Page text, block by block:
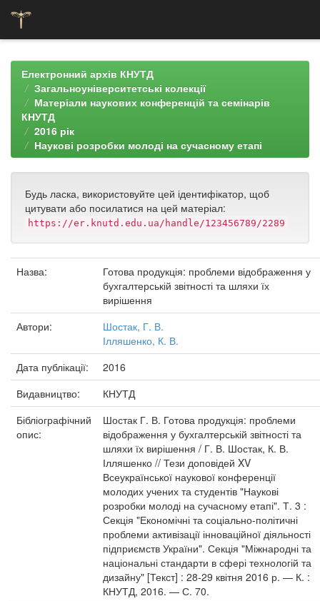
navigationЕлектронний архів КНУТД
Загальноуніверситетські колекції
Матеріали наукових конференцій та семінарів
КНУТД
2016 рік
Наукові розробки молоді на сучасному етапі
Будь ласка, використовуйте цей ідентифікатор, щоб
цитувати або посилатися на цей матеріал:
https://er.knutd.edu.ua/handle/123456789/2289
Назва:
Готова продукція: проблеми відображення у
бухгалтерській звітності та шляхи їх
вирішення
Автори:
Шостак, Г. В.
Ілляшенко, К. В.
Дата публікації:
2016
Видавництво:
КНУТД
Бібліографічний
опис:
Шостак Г. В. Готова продукція: проблеми
відображення у бухгалтерській звітності та
шляхи їх вирішення / Г. В. Шостак, К. В.
Ілляшенко // Тези доповідей XV
Всеукраїнської наукової конференції
молодих учених та студентів "Наукові
розробки молоді на сучасному етапі". Т. 3 :
Секція "Економічні та соціально-політичні
проблеми активізації інноваційної діяльності
підприємств України". Секція "Міжнародні та
національні стандарти в сфері технологій та
дизайну" [Текст] : 28-29 квітня 2016 р. — К. :
КНУТД, 2016. — С. 70.